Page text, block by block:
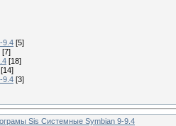
9.4 [5]
[7]
[18]
[14]
9.4 [3]
Sis Системные Symbian 9-9.4